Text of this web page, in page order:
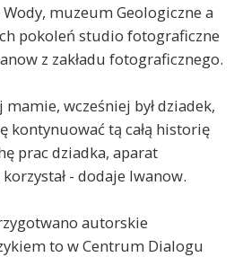
muzeum Geologiczne a
pokoleń studio fotograficzne
z zakładu fotograficznego.
wcześniej był dziadek,
kontynuować tą całą historię
prac dziadka, aparat
- dodaje Iwanow.
autorskie
to w Centrum Dialogu